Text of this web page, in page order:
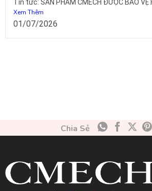
Tin tức: SẢN PHẨM CMECH ĐƯỢC BẢO VỆ
Xem Thêm
01/07/2026
Chia Sẻ